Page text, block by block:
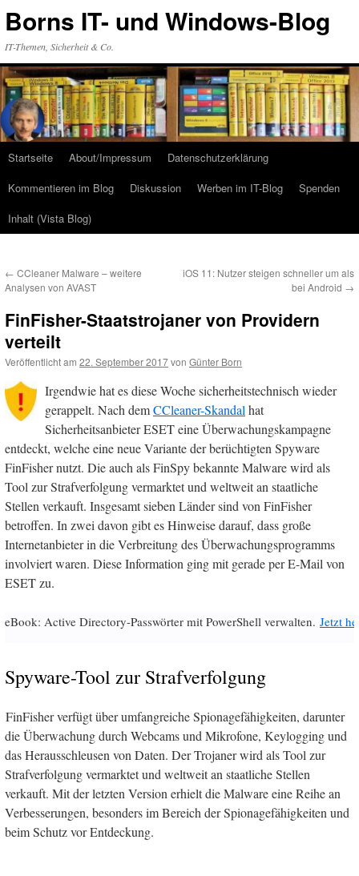
Inhalt
Borns IT- und Windows-Blog
IT-Themen, Sicherheit & Co.
Startseite About/Impressum
Datenschutzerklärung
Kommentieren im Blog
Diskussion Werben im IT-Blog
Spenden
Inhalt (Vista Blog)
← CCleaner Malware – weitere
Analysen von AVAST
iOS 11: Nutzer steigen schneller um als
bei Android →
FinFisher-Staatstrojaner von Providern
verteilt
Veröffentlicht am 22. September 2017von Günter Born
Irgendwie hat es diese Woche sicherheitstechnisch wieder
gerappelt. Nach demCCleaner-Skandalhat
Sicherheitsanbieter ESET eine Überwachungskampagne
entdeckt, welche eine neue Variante der berüchtigten Spyware
FinFisher nutzt. Die auch als FinSpy bekannte Malware wird als
Tool zur Strafverfolgung vermarktet und weltweit an staatliche
Stellen verkauft. Insgesamt sieben Länder sind von FinFisher
betroffen. In zwei davon gibt es Hinweise darauf, dass große
Internetanbieter in die Verbreitung des Überwachungsprogramms
involviert waren. Diese Information ging mit gerade per E-Mail von
ESET zu.
eBook: Active Directory-Passwörter mit PowerShell verwalten. Jetzt
Spyware-Tool zur Strafverfolgung
FinFisher verfügt über umfangreiche Spionagefähigkeiten, darunter
die Überwachung durch Webcams und Mikrofone, Keylogging und
das Herausschleusen von Daten. Der Trojaner wird als Tool zur
Strafverfolgung vermarktet und weltweit an staatliche Stellen
verkauft. Mit der letzten Version erhielt die Malware eine Reihe an
Verbesserungen, besonders im Bereich der Spionagefähigkeiten und
beim Schutz vor Entdeckung.